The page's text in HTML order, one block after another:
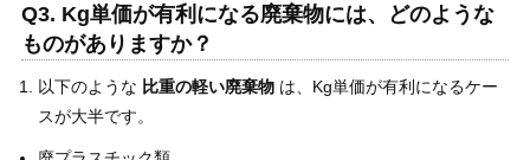
Q3. Kg単価が有利になる廃棄物には、どのような
ものがありますか？
以下のような 比重の軽い廃棄物は、Kg単価が有利になるケー
スが大半です。